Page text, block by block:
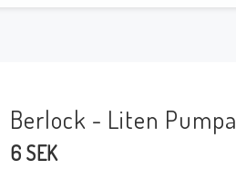
Berlock - Liten Pumpa
6 SEK